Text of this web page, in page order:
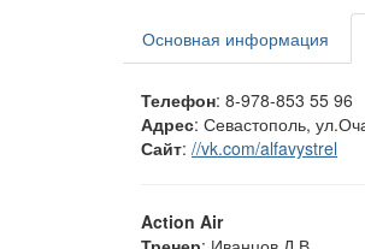
Основная информация
Телефон: 8-978-853 55 96
Адрес: Севастополь,
Сайт: //vk.com/alfavystrel
Action Air